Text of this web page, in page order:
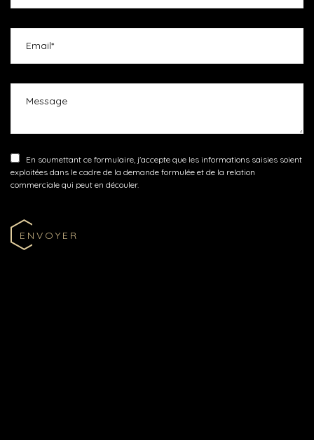
En soumettant ce formulaire, j'accepte que les informations saisies soient
exploitées dans le cadre de la demande formulée et de la relation
commerciale qui peut en découler.